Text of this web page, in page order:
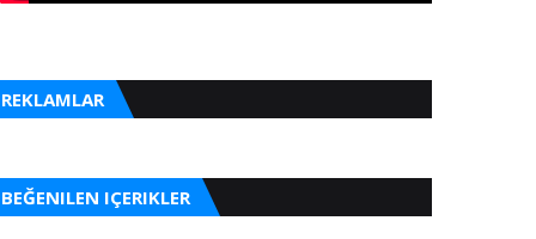
REKLAMLAR
BEĞENILEN IÇERIKLER